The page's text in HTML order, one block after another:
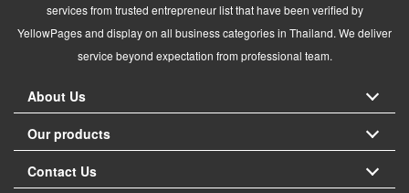
services from trusted entrepreneur list that have been verified by
YellowPages and display on all business categories in Thailand. We deliver
service beyond expectation from professional team.
About Us
Our products
Contact Us